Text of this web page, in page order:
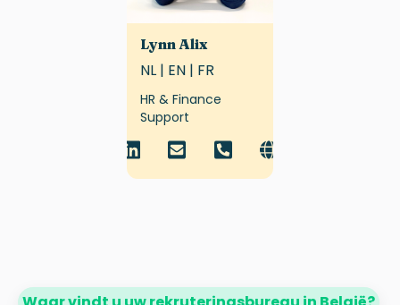
Lynn Alix
NL | EN | FR
HR & Finance
Support